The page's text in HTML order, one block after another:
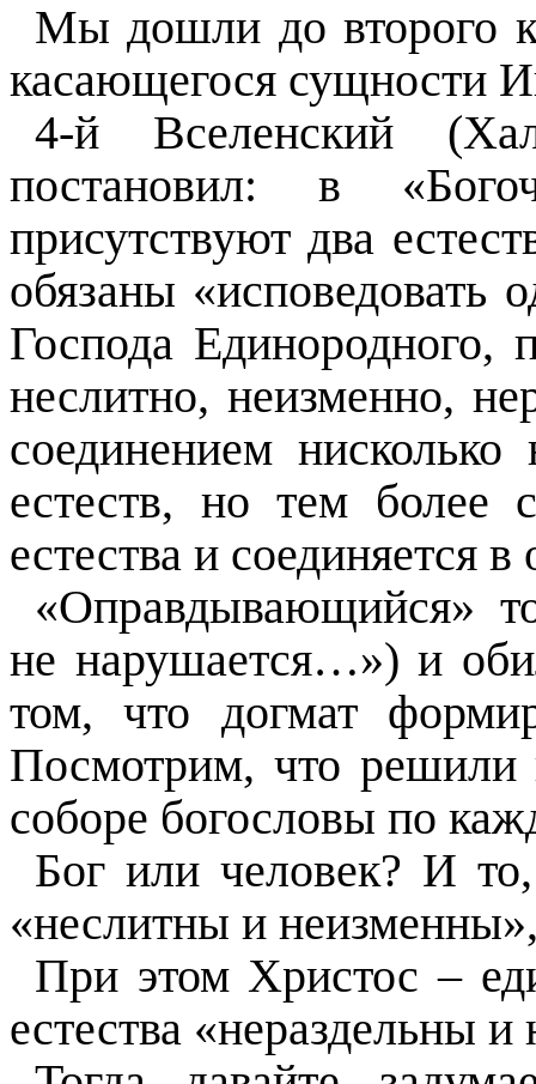
Мы дошли до второго
касающегося сущности
4-й Вселенский
постановил: в
присутствуют два
обязаны «исповедовать
Господа Единородного,
неслитно, неизменно,
соединением
естеств, но тем более
естества и соединяется
«Оправдывающийся»
не нарушается…») и
том, что догмат
Посмотрим, что решили
соборе богословы по
Бог или человек? И то,
«неслитны и
При этом Христос –
естества «нераздельны